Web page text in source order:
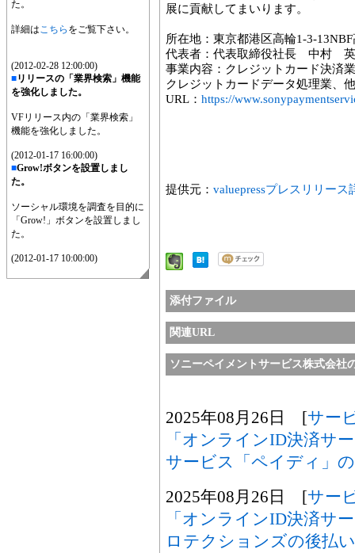
た。
詳細はこちら をご覧下さい。
(2012-02-28 12:00:00)
■リリースの「業界検索」機能
を強化しました。
VFリリース内の「業界検索」
機能を強化しました。
(2012-01-17 16:00:00)
■Grow!ボタンを設置しまし
た。
ソーシャル環境を調査を目的に
「Grow!」ボタンを設置しまし
た。
(2012-01-17 10:00:00)
展に貢献してまいります。
所在地：東京都港区高輪1-3-
代表者：代表取締役社長 中村
事業内容：クレジットカード決済
クレジットカードデータ処理業、他
URL： https://
提供元： valuepressプレスリリース
添付ファイル
関連URL
ソニーペイメントサービス株式会社
2025年08月26日 [サー
「オンラインID決済サ
サービス「ペイディ」
2025年08月26日 [サー
「オンラインID決済サ
ロテクションズの後払